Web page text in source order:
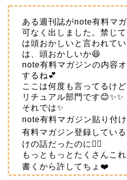
ある週刊誌がnote有料マ
可なく出しました。禁じ
は頭おかしいと言われて
は、頭おかしいか😆
note有料マガジンの内容
するね💕
ここは何度も言ってるけ
リチュアル部門です😊✨✨
それでは✨
note有料マガジン貼り付
有料マガジン登録してい
けの話だったのに🙇‍♀️
もっともっとたくさんこ
書くから許してちょ❤️